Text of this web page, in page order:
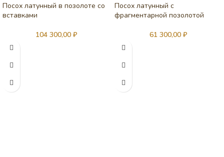
Посох латунный в позолоте со
вставками
104 300,00 ₽
Посох латунный с
фрагментарной позолотой
61 300,00 ₽